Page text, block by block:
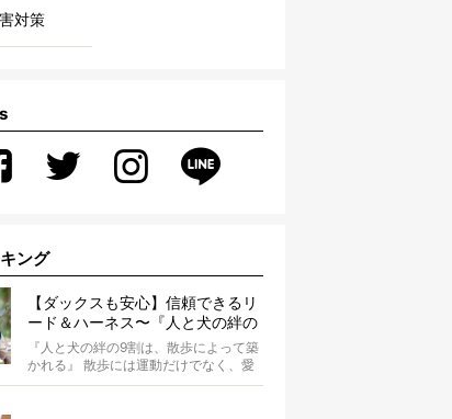
対策
ング
【ダックスも安心】信頼できるリ
ード＆ハーネス〜『人と犬の絆の
9割は散歩によって築かれる』
WOLFGANG MAN＆BEAST〜
『人と犬の絆の9割は、散歩によって築
かれる』 散歩には運動だけでなく、愛
犬とオーナーの絆を深める重要な役割